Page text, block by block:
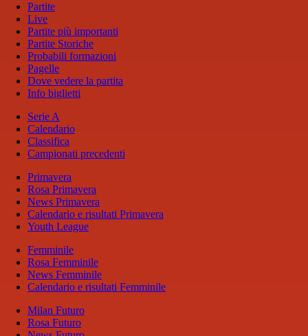
Partite
Live
Partite più importanti
Partite Storiche
Probabili formazioni
Pagelle
Dove vedere la partita
Info biglietti
Serie A
Calendario
Classifica
Campionati precedenti
Primavera
Rosa Primavera
News Primavera
Calendario e risultati Primavera
Youth League
Femminile
Rosa Femminile
News Femminile
Calendario e risultati Femminile
Milan Futuro
Rosa Futuro